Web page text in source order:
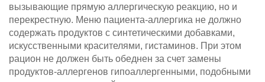
вызывающие прямую аллергическую реакцию, но и
перекрестную. Меню пациента-аллергика не должно
содержать продуктов с синтетическими добавками,
искусственными красителями, гистаминов. При этом
рацион не должен быть обеднен за счет замены
продуктов-аллергенов гипоаллергенными, подобными